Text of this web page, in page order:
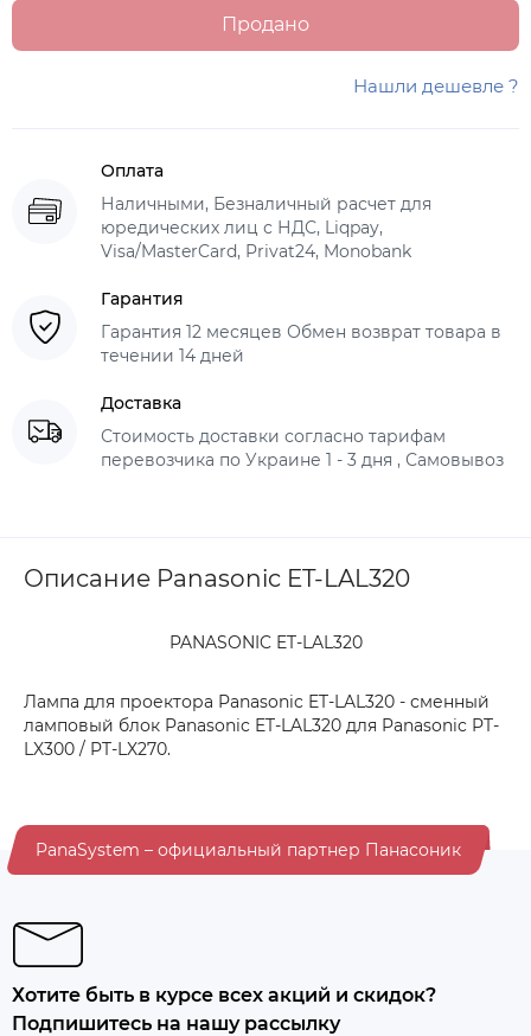
Продано
Нашли дешевле ?
Оплата
Наличными, Безналичный расчет для
юредических лиц с НДС, Liqpay,
Visa/MasterCard, Privat24, Monobank
Гарантия
Гарантия 12 месяцев Обмен возврат товара в
течении 14 дней
Доставка
Стоимость доставки согласно тарифам
перевозчика по Украине 1 - 3 дня , Самовывоз
Описание Panasonic ET-LAL320
PANASONIC ET-LAL320
Лампа для проектора Panasonic ET-LAL320 - сменный
ламповый блок Panasonic ET-LAL320 для Panasonic PT-
LX300 / PT-LX270.
PanaSystem – официальный партнер Панасоник
Хотите быть в курсе всех акций и скидок?
Подпишитесь на нашу рассылку